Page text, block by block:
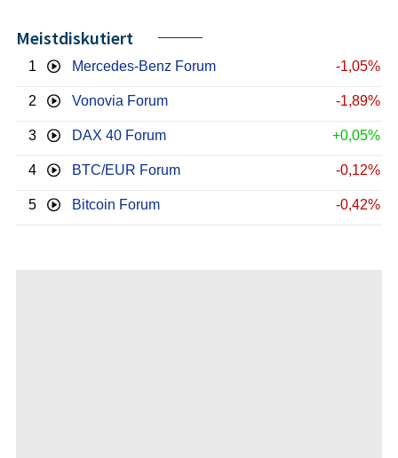
Meistdiskutiert
1 Mercedes-Benz Forum -1,05%
2 Vonovia Forum -1,89%
3 DAX 40 Forum +0,05%
4 BTC/EUR Forum -0,12%
5 Bitcoin Forum -0,42%